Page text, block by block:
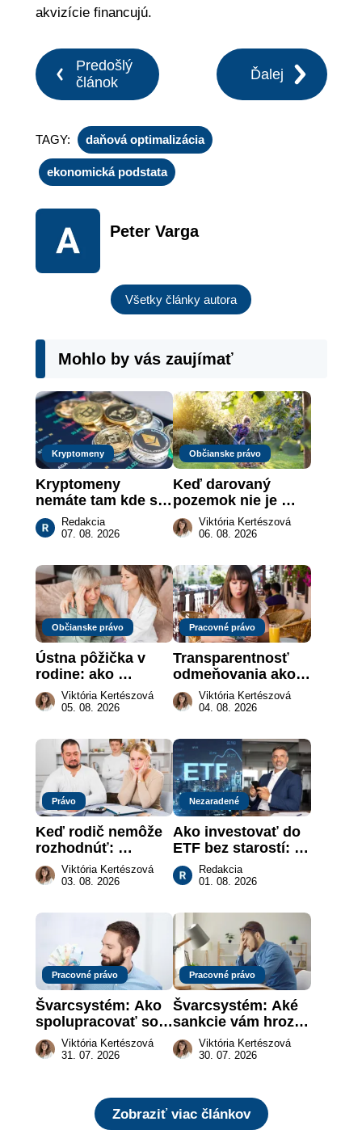
akvizície financujú.
Predošlý
článok
Ďalej
TAGY: daňová optimalizácia
ekonomická podstata
Peter Varga
Všetky články autora
Mohlo by vás zaujímať
Kryptomeny
Kryptomeny
nemáte tam kde si
myslíte: Viete, kde
sa naozaj
Redakcia
07. 08. 2026
Občianske právo
Keď darovaný
pozemok nie je
„hotová vec“: kedy
môže darca žiadať
Viktória Kertészová
06. 08. 2026
Občianske právo
Ústna pôžička v
rodine: ako
vymôcť peniaze,
keď na papieri nie
Viktória Kertészová
05. 08. 2026
Pracovné právo
Transparentnosť
odmeňovania ako
právna povinnosť:
revolúcia na
práce
Viktória Kertészová
04. 08. 2026
Právo
Keď rodič nemôže
rozhodnúť:
nahradenie prejavu
vôle súdom v
Viktória Kertészová
03. 08. 2026
Nezaradené
Ako investovať do
ETF bez starostí:
Investičné plány,
ktoré urobia prácu
Redakcia
01. 08. 2026
Pracovné právo
Švarcsystém: Ako
spolupracovať so
živnostníkom
legálne a bez
Viktória Kertészová
31. 07. 2026
Pracovné právo
Švarcsystém: Aké
sankcie vám hrozia
a prečo nestačí
zaplatiť pokutu?
Viktória Kertészová
30. 07. 2026
Zobraziť viac článkov